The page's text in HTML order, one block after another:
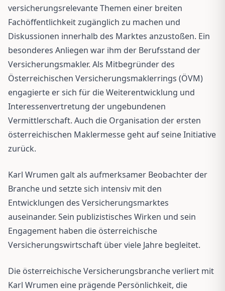
versicherungsrelevante Themen einer breiten
Fachöffentlichkeit zugänglich zu machen und
Diskussionen innerhalb des Marktes anzustoßen. Ein
besonderes Anliegen war ihm der Berufsstand der
Versicherungsmakler. Als Mitbegründer des
Österreichischen Versicherungsmaklerrings (ÖVM)
engagierte er sich für die Weiterentwicklung und
Interessenvertretung der ungebundenen
Vermittlerschaft. Auch die Organisation der ersten
österreichischen Maklermesse geht auf seine Initiative
zurück.
Karl Wrumen galt als aufmerksamer Beobachter der
Branche und setzte sich intensiv mit den
Entwicklungen des Versicherungsmarktes
auseinander. Sein publizistisches Wirken und sein
Engagement haben die österreichische
Versicherungswirtschaft über viele Jahre begleitet.
Die österreichische Versicherungsbranche verliert mit
Karl Wrumen eine prägende Persönlichkeit, die